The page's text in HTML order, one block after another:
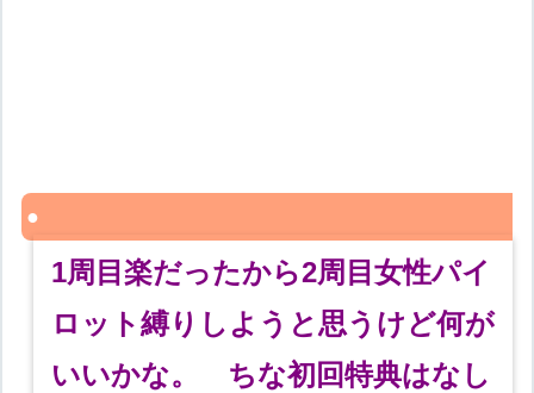
1周目楽だったから2周目女性パイ
ロット縛りしようと思うけど何が
いいかな。 ちな初回特典はなし